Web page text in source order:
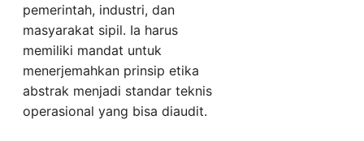
pemerintah, industri, dan
masyarakat sipil. Ia harus
memiliki mandat untuk
menerjemahkan prinsip etika
abstrak menjadi standar teknis
operasional yang bisa diaudit.